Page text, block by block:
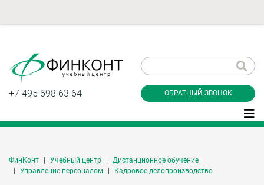
+7 495 698 63 64 ОБРАТНЫЙ ЗВОНОК
ФинКонт Учебный центр
Дистанционное обучение
Управление персоналом
Кадровое делопроизводство
звонок
Даю согласие на обработку персональных
данные и соглашаюсь сполитикой